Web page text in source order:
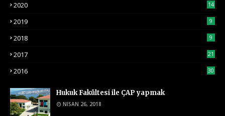
2020 14
2019 9
2018 9
2017 21
2016 30
Hukuk Fakültesi ile ÇAP yapmak
NISAN 26, 2018